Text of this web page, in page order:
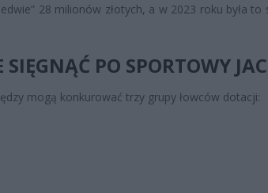
28 milionów złotych, a w 2023 roku była to
SIĘGNĄĆ PO SPORTOWY
mogą konkurować trzy grupy łowców dotacji: